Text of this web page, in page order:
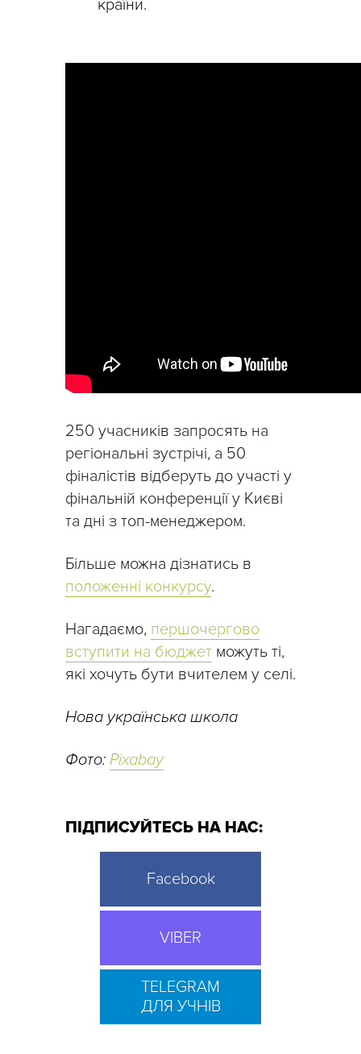
країни.
250 учасників запросять на
регіональні зустрічі, а 50
фіналістів відберуть до участі у
фінальній конференції у Києві
та дні з топ-менеджером.
Більше можна дізнатись в
положенні конкурсу.
Нагадаємо, першочергово
вступити на бюджет можуть ті,
які хочуть бути вчителем у селі.
Нова українська школа
Фото: Pixabay
ПІДПИСУЙТЕСЬ НА НАС:
Facebook
VIBER
TELEGRAM
ДЛЯ УЧНІВ